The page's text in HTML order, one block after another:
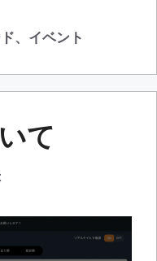
、 イベント
て